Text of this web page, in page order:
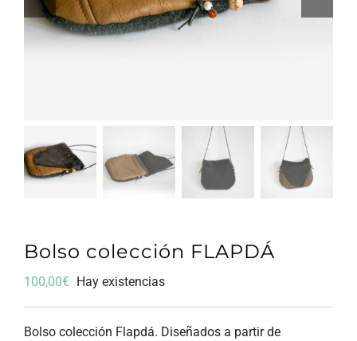
Bolso colección FLAPDÁ
100,00€ Hay existencias
Bolso colección Flapdá. Diseñados a partir de